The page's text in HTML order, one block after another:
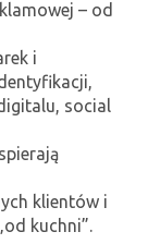
– od
i
social
klientów i
kuchni”.